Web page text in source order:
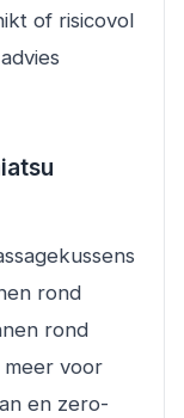
of risicovol
rond
rond
voor
en zero-